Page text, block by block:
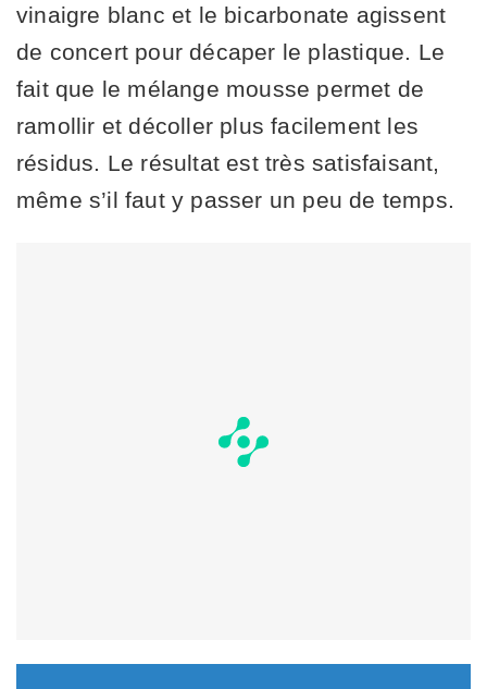
vinaigre blanc et le bicarbonate agissent
de concert pour décaper le plastique. Le
fait que le mélange mousse permet de
ramollir et décoller plus facilement les
résidus. Le résultat est très satisfaisant,
même s’il faut y passer un peu de temps.